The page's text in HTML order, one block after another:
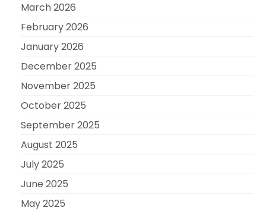
March 2026
February 2026
January 2026
December 2025
November 2025
October 2025
September 2025
August 2025
July 2025
June 2025
May 2025